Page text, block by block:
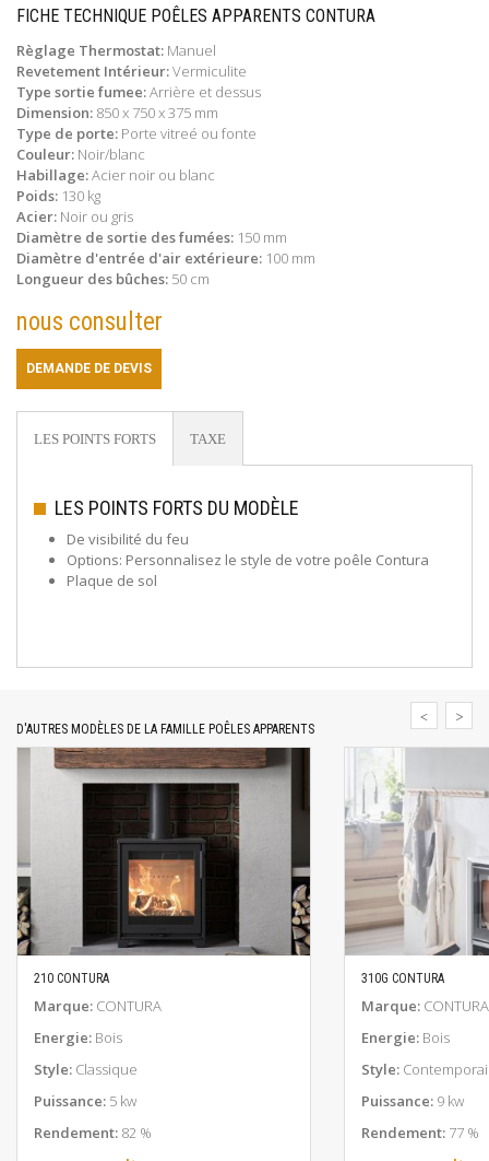
FICHE TECHNIQUE POÊLES APPARENTS CONTURA
Règlage Thermostat: Manuel
Revetement Intérieur:Vermiculite
Type sortie fumee:Arrière et dessus
Dimension: 850 x 750 x 375 mm
Type de porte: Porte vitreé ou fonte
Couleur: Noir/blanc
Habillage:Acier noir ou blanc
Poids: 130 kg
Acier: Noir ou gris
Diamètre de sortie des fumées: 150 mm
Diamètre d'entrée d'air extérieure: 100 mm
Longueur des bûches: 50 cm
nous consulter
DEMANDE DE DEVIS
LES POINTS FORTS TAXE
LES POINTS FORTS DU MODÈLE
De visibilité du feu
Options: Personnalisez le style de votre poêle Contura
Plaque de sol
D'AUTRES MODÈLES DE LA FAMILLE POÊLES APPARENTS
EN SAVOIR PLUS
210 CONTURA
Marque: CONTURA
Energie: Bois
Style: Classique
Puissance: 5 kw
Rendement: 82 %
EN
310G CONTURA
Marque: CONTURA
Energie: Bois
Style:
Puissance: 9 kw
Rendement: 77 %